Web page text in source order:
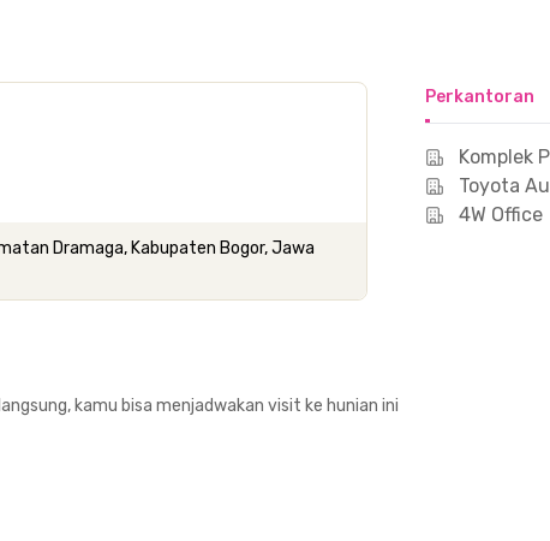
Dramaga, Kabupaten Bogor, Jawa
Perkantoran
Komplek
Toyota
4W Office
kamu bisa menjadwakan visit ke hunian ini